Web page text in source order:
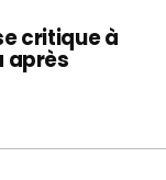
critique à
après